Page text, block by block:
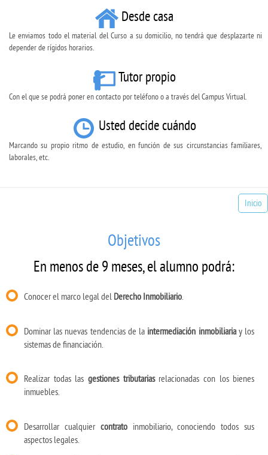
Desde casa
Le enviamos todo el material del Curso a su domicilio, no tendrá que desplazarte ni
depender de rígidos horarios.
Tutor propio
Con el que se podrá poner en contacto por teléfono o a través del Campus Virtual.
Usted decide cuándo
Marcando su propio ritmo de estudio, en función de sus circunstancias familiares,
laborales, etc.
Inicio
Objetivos
En menos de 9 meses, el alumno podrá:
Conocer el marco legal del Derecho Inmobiliario.
Dominar las nuevas tendencias de la intermediación inmobiliariay los
sistemas de financiación.
Realizar todas las gestiones tributariasrelacionadas con los bienes
inmuebles.
Desarrollar cualquier contratoinmobiliario, conociendo todos sus
aspectos legales.